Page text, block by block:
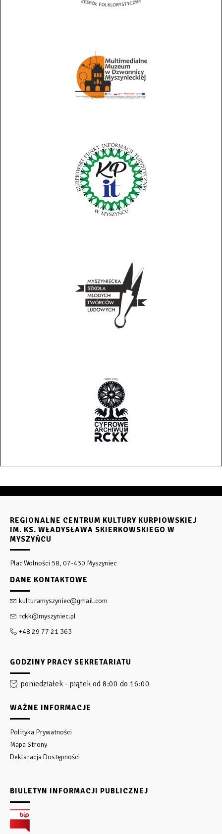
REGIONALNE CENTRUM KULTURY KURPIOWSKIEJ
IM. KS. WŁADYSŁAWA SKIERKOWSKIEGO W
MYSZYŃCU
Plac Wolności 58, 07-430 Myszyniec
DANE KONTAKTOWE
kulturamyszyniec@gmail.com
rckk@myszyniec.pl
+48 29 77 21 363
GODZINY PRACY SEKRETARIATU
poniedziałek - piątek od 8:00 do 16:00
WAŻNE INFORMACJE
Polityka Prywatności
Mapa Strony
Deklaracja Dostępności
BIULETYN INFORMACJI PUBLICZNEJ